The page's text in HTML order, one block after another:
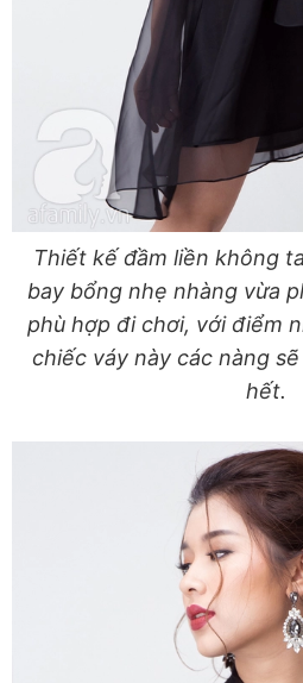
Thiết kế đầm liền không
bay bổng nhẹ nhàng vừa
phù hợp đi chơi, với điểm
chiếc váy này các nàng
hết.